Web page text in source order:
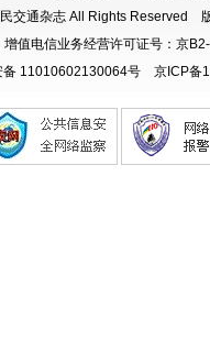
民交通杂志 All Rights Reserved
增值电信业务经营许可证号：京
备 11010602130064号
京ICP备